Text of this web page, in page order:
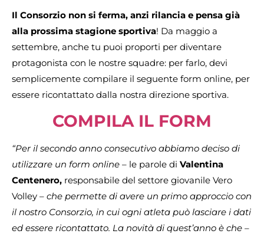
Il Consorzio non si ferma, anzi rilancia e pensa già
alla prossima stagione sportiva! Da maggio a
settembre, anche tu puoi proporti per diventare
protagonista con le nostre squadre: per farlo, devi
semplicemente compilare il seguente form online, per
essere ricontattato dalla nostra direzione sportiva.
COMPILA IL FORM
“Per il secondo anno consecutivo abbiamo deciso di
utilizzare un form online – le parole di Valentina
Centenero, responsabile del settore giovanile Vero
Volley – che permette di avere un primo approccio con
il nostro Consorzio, in cui ogni atleta può lasciare i dati
ed essere ricontattato. La novità di quest’anno è che –